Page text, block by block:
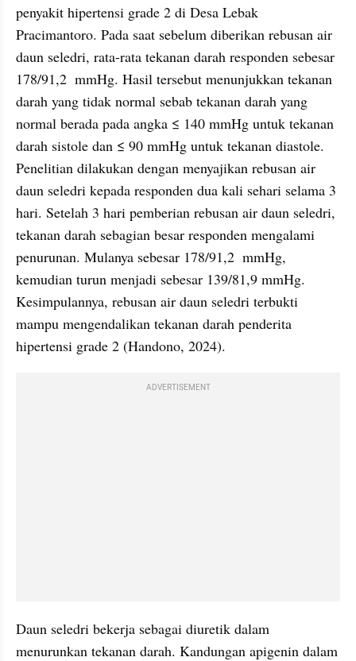
penyakit hipertensi grade 2 di Desa Lebak
Pracimantoro. Pada saat sebelum diberikan rebusan air
daun seledri, rata-rata tekanan darah responden sebesar
178/91,2  mmHg. Hasil tersebut menunjukkan tekanan
darah yang tidak normal sebab tekanan darah yang
normal berada pada angka ≤ 140 mmHg untuk tekanan
darah sistole dan ≤ 90 mmHg untuk tekanan diastole.
Penelitian dilakukan dengan menyajikan rebusan air
daun seledri kepada responden dua kali sehari selama 3
hari. Setelah 3 hari pemberian rebusan air daun seledri,
tekanan darah sebagian besar responden mengalami
penurunan. Mulanya sebesar 178/91,2  mmHg,
kemudian turun menjadi sebesar 139/81,9 mmHg.
Kesimpulannya, rebusan air daun seledri terbukti
mampu mengendalikan tekanan darah penderita
hipertensi grade 2 (Handono, 2024).
ADVERTISEMENT
Daun seledri bekerja sebagai diuretik dalam
menurunkan tekanan darah. Kandungan apigenin dalam